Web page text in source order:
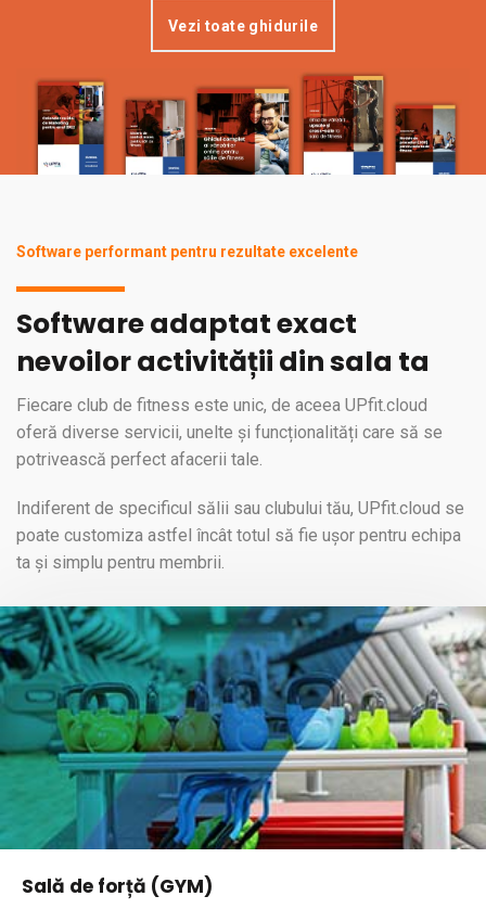
Vezi toate ghidurile
Software performant pentru rezultate excelente
Software adaptat exact
nevoilor activității din sala ta
Fiecare club de fitness este unic, de aceea UPfit.cloud
oferă diverse servicii, unelte și funcționalități care să se
potrivească perfect afacerii tale.
Indiferent de specificul sălii sau clubului tău, UPfit.cloud se
poate customiza astfel încât totul să fie ușor pentru echipa
ta și simplu pentru membrii.
Sală de forță (GYM)